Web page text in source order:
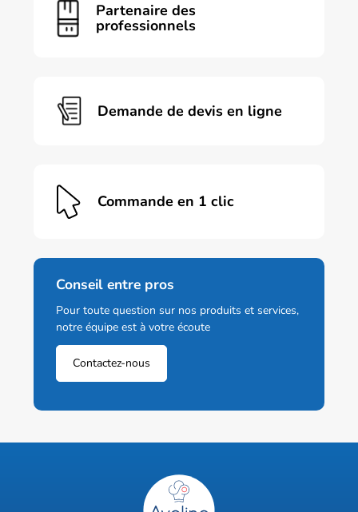
Partenaire des
professionnels
Demande de devis en ligne
Commande en 1 clic
Conseil entre pros
Pour toute question sur nos produits et services,
notre équipe est à votre écoute
Contactez-nous